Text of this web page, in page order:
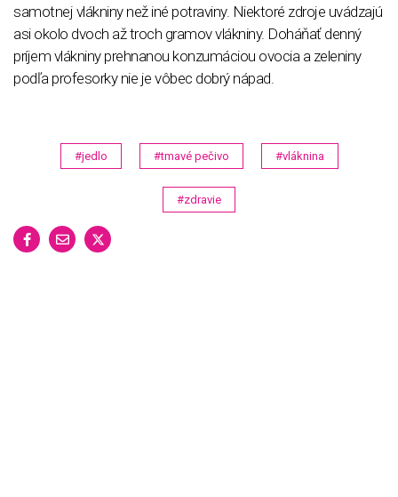
samotnej vlákniny než iné potraviny. Niektoré zdroje uvádzajú
asi okolo dvoch až troch gramov vlákniny. Doháňať denný
príjem vlákniny prehnanou konzumáciou ovocia a zeleniny
podľa profesorky nie je vôbec dobrý nápad.
#jedlo #tmavé pečivo #vláknina
#zdravie